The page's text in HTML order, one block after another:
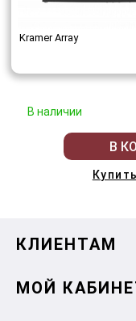
Kramer Array
В наличии
В
КЛИЕНТАМ
МОЙ